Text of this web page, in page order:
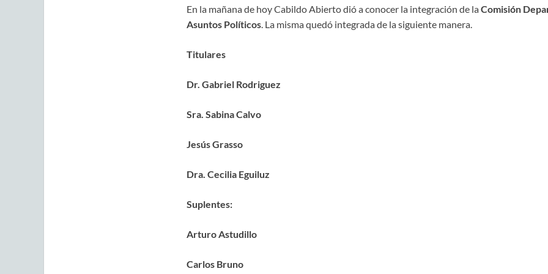
En la mañana de hoy Cabildo Abierto dió a conocer la integración de laComisión
Asuntos Políticos. La misma quedó integrada de la siguiente manera.
Titulares
Dr. Gabriel Rodriguez
Sra. Sabina Calvo
Jesús Grasso
Dra. Cecilia Eguiluz
Suplentes:
Arturo Astudillo
Carlos Bruno